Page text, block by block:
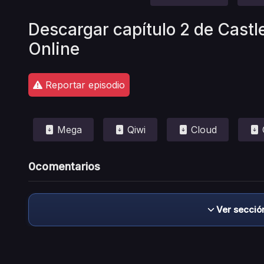
Descargar capítulo 2 de
Online
Reportar episodio
Mega Qiwi Cloud
0comentarios
Ver